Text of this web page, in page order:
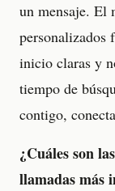
un mensaje. El
personalizados
inicio claras y
tiempo de
contigo,
¿Cuáles son
llamadas más